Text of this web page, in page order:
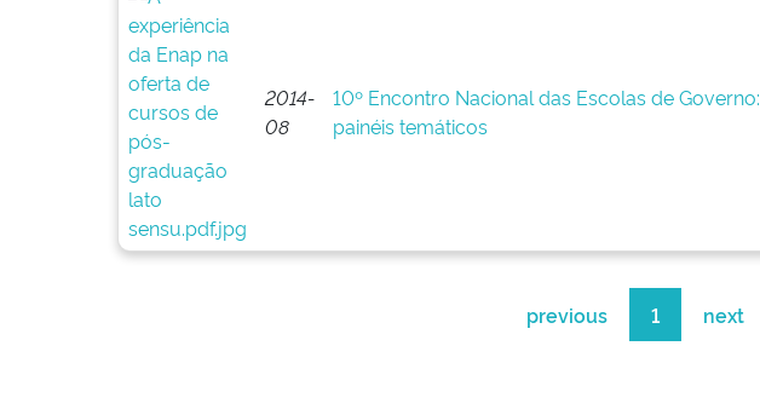
2014-
08
10º Encontro Nacional das Escolas de Governo:
painéis temáticos
previous 1 next